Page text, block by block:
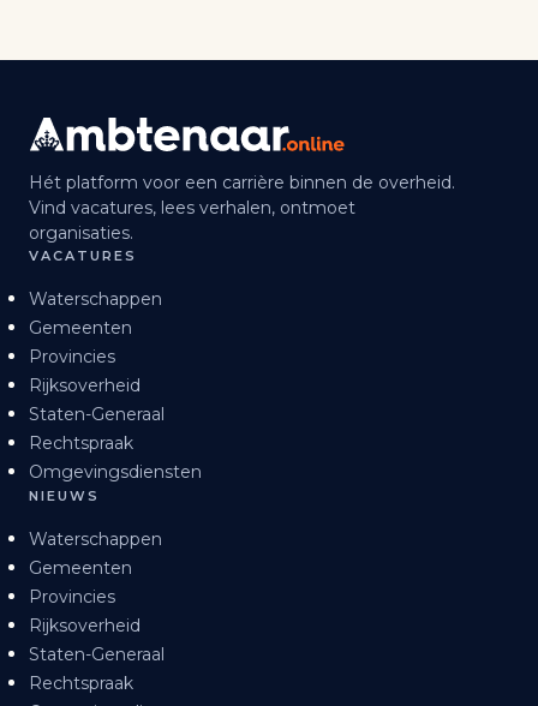
Hét platform voor een carrière binnen de overheid.
Vind vacatures, lees verhalen, ontmoet
organisaties.
VACATURES
Waterschappen
Gemeenten
Provincies
Rijksoverheid
Staten-Generaal
Rechtspraak
Omgevingsdiensten
NIEUWS
Waterschappen
Gemeenten
Provincies
Rijksoverheid
Staten-Generaal
Rechtspraak